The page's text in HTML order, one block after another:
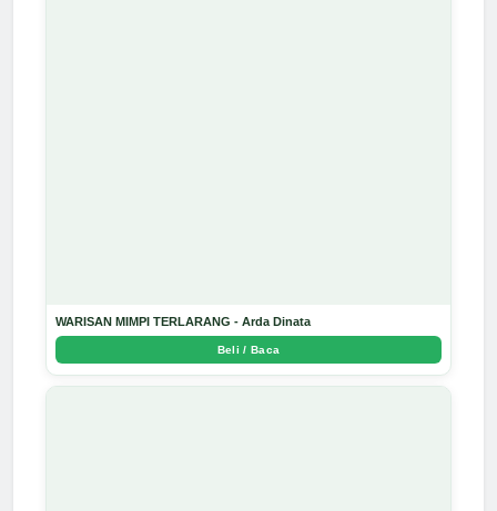
WARISAN MIMPI TERLARANG - Arda Dinata
Beli / Baca